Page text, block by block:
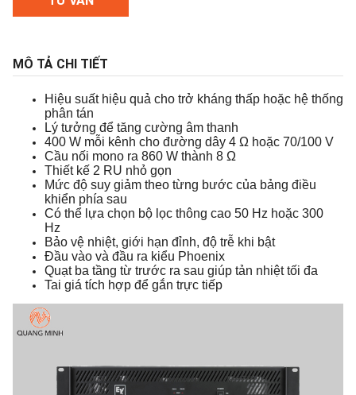
MÔ TẢ CHI TIẾT
Hiệu suất hiệu quả cho trở kháng thấp hoặc hệ thống
phân tán
Lý tưởng để tăng cường âm thanh
400 W mỗi kênh cho đường dây 4 Ω hoặc 70/100 V
Cầu nối mono ra 860 W thành 8 Ω
Thiết kế 2 RU nhỏ gọn
Mức độ suy giảm theo từng bước của bảng điều
khiển phía sau
Có thể lựa chọn bộ lọc thông cao 50 Hz hoặc 300
Hz
Bảo vệ nhiệt, giới hạn đỉnh, độ trễ khi bật
Đầu vào và đầu ra kiểu Phoenix
Quạt ba tầng từ trước ra sau giúp tản nhiệt tối đa
Tai giá tích hợp để gắn trực tiếp